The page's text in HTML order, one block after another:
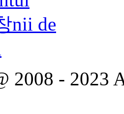
2008 - 2023